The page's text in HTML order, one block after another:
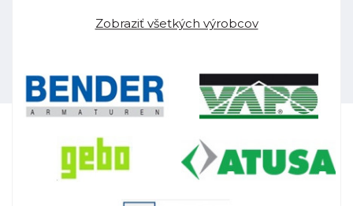
Zobraziť všetkých výrobcov